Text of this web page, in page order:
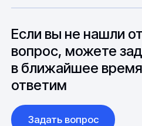
до 6 месяцев
вопросы связанные с
международной
Если вы не нашли
вопрос, можете
в ближайшее
ответим
Задать вопрос